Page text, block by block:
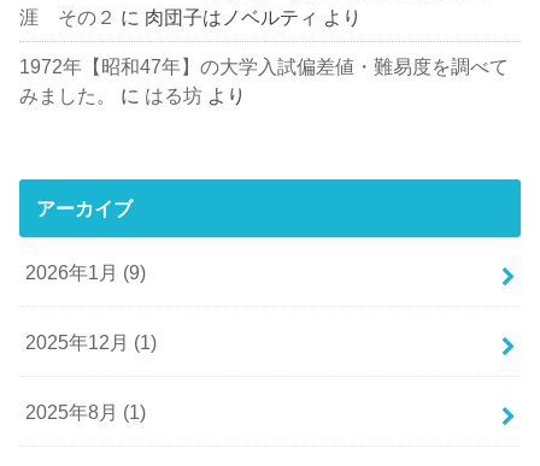
涯 その２ に 肉団子はノベルティ より
1972年【昭和47年】の大学入試偏差値・難易度を調べて
みました。
に はる坊 より
アーカイブ
2026年1月 (9)
2025年12月 (1)
2025年8月 (1)